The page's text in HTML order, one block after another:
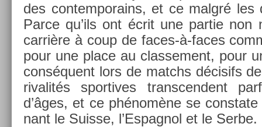
des con­tem­porains, et ce malgré les
Parce qu’ils ont écrit une par­tie non
carrière à coup de faces-à-faces
pour une place au clas­se­ment, pour
conséquent lors de matchs décisifs
rivalités spor­tives trans­cen­dent
d’âges, et ce phénomène se
nant le Suis­se, l’Es­pagnol et le Serbe.